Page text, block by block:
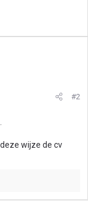
#2
wijze de cv